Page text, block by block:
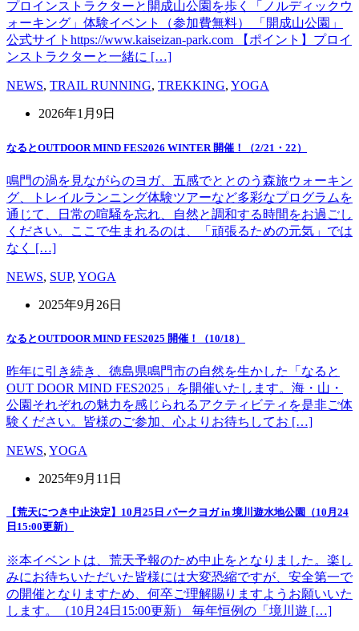
プロインストラクターと開成山公園を歩く「ノルディックウ
ォーキング」体験イベント（参加費無料） 「開成山公園」
公式サイトhttps://www.kaiseizan-park.com 【ポイント】プロイ
ンストラクターと一緒に […]
NEWS, TRAIL RUNNING, TREKKING, YOGA
2026年1月9日
なるとOUTDOOR MIND FES2026 WINTER 開催！（2/21・22）
鳴門の渦を見ながらのヨガ、五感でととのう森旅ウォーキン
グ、トレイルランニング体験ツアーなど多彩なプログラムを
通じて、日常の喧騒を忘れ、自然と調和する時間をお過ごし
ください。ここで生まれるのは、「頑張るための元気」では
なく […]
NEWS, SUP, YOGA
2025年9月26日
なるとOUTDOOR MIND FES2025 開催！（10/18）
昨年に引き続き、徳島県鳴門市の自然を生かした「なると
OUT DOOR MIND FES2025」を開催いたします。海・山・
公園それぞれの魅力を感じられるアクティビティを是非ご体
験ください。皆様のご参加、心よりお待ちしてお […]
NEWS, YOGA
2025年9月11日
【荒天につき中止決定】10月25日 パークヨガ in 境川遊水地公園（10月24
日15:00更新）
※本イベントは、荒天予報のため中止をとなりました。楽し
みにお待ちいただいた皆様には大変恐縮ですが、安全第一で
の開催となりますため、何卒ご理解賜りますようお願いいた
します。（10月24日15:00更新） 毎年恒例の「境川遊 […]